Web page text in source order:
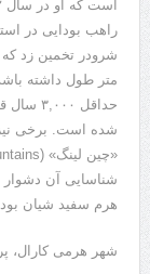
راهب بودایی در
متر طول داشته
حداقل
شده است. برخی
شناسایی آن دشوار
هرم سفید شیان
شهر هرمی کارال،